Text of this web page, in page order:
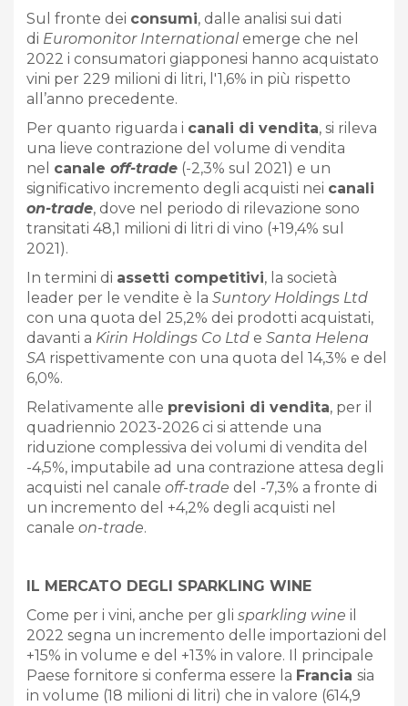
Sul fronte dei consumi, dalle analisi sui dati
di Euromonitor International emerge che nel
2022 i consumatori giapponesi hanno acquistato
vini per 229 milioni di litri, l'1,6% in più rispetto
all’anno precedente.
Per quanto riguarda i canali di vendita, si rileva
una lieve contrazione del volume di vendita
nel canale off-trade (-2,3% sul 2021) e un
significativo incremento degli acquisti nei canali
on-trade, dove nel periodo di rilevazione sono
transitati 48,1 milioni di litri di vino (+19,4% sul
2021).
In termini di assetti competitivi, la società
leader per le vendite è la Suntory Holdings Ltd
con una quota del 25,2% dei prodotti acquistati,
davanti a Kirin Holdings Co Ltd e Santa Helena
SA rispettivamente con una quota del 14,3% e del
6,0%.
Relativamente alle previsioni di vendita, per il
quadriennio 2023-2026 ci si attende una
riduzione complessiva dei volumi di vendita del
-4,5%, imputabile ad una contrazione attesa degli
acquisti nel canale off-trade del -7,3% a fronte di
un incremento del +4,2% degli acquisti nel
canale on-trade.
IL MERCATO DEGLI SPARKLING WINE
Come per i vini, anche per gli sparkling wine il
2022 segna un incremento delle importazioni del
+15% in volume e del +13% in valore. Il principale
Paese fornitore si conferma essere la Francia sia
in volume (18 milioni di litri) che in valore (614,9